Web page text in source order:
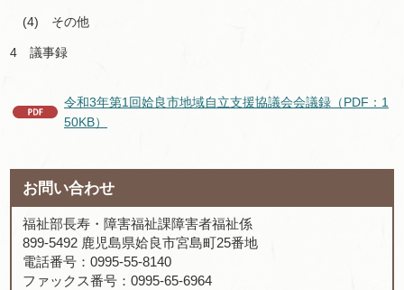
(4) その他
4 議事録
令和3年第1回姶良市地域自立支援協議会会議録（PDF：1
50KB）
お問い合わせ
福祉部長寿・障害福祉課障害者福祉係
899-5492 鹿児島県姶良市宮島町25番地
電話番号：0995-55-8140
ファックス番号：0995-65-6964